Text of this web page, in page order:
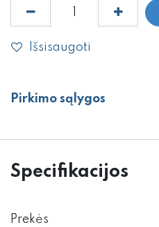
Išsisaugoti
Pirkimo sąlygos
Specifikacijos
Prekės